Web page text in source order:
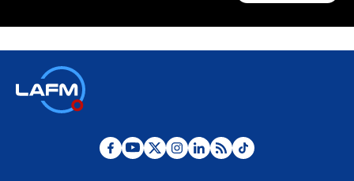
Posesión de Abelardo De La Espriella